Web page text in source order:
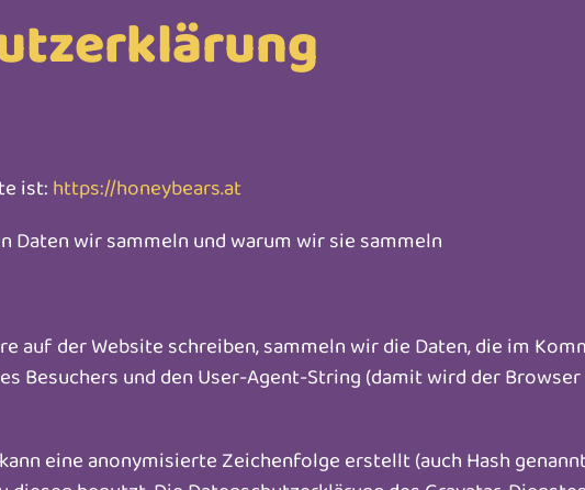
ist: https://honeybears.at
Daten wir sammeln und warum wir sie sammeln
auf der Website schreiben, sammeln wir die Daten, die im
Besuchers und den User-Agent-String (damit wird der
eine anonymisierte Zeichenfolge erstellt (auch Hash